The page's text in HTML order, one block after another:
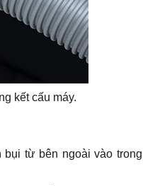
kết cấu máy.
từ bên ngoài vào trong